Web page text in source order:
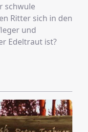
schwule
Ritter sich in den
und
Edeltraut ist?